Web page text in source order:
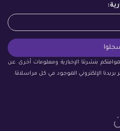
بنشرتنا الإخبارية ومعلومات أخرى عن
الإلكتروني الموجود في كل مراسلاتنا.